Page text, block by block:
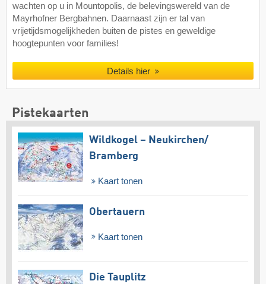
wachten op u in Mountopolis, de belevingswereld van de
Mayrhofner Bergbahnen. Daarnaast zijn er tal van
vrijetijdsmogelijkheden buiten de pistes en geweldige
hoogtepunten voor families!
Details hier
Pistekaarten
Wildkogel – Neukirchen/​
Bramberg
Kaart tonen
Obertauern
Kaart tonen
Die Tauplitz